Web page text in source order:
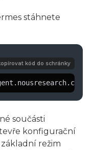
stáhnete
kód do schránky
součásti
konfigurační
režim